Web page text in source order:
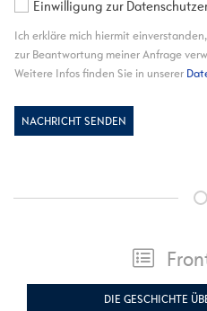
DIE GESCHICHTE